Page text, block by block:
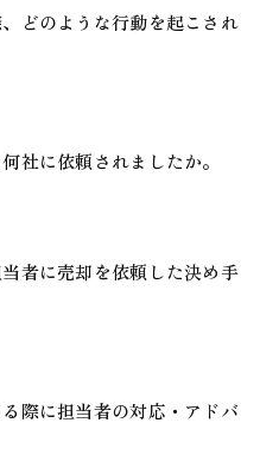
どのような行動を起こされ
社に依頼されましたか。
者に売却を依頼した決め手
際に担当者の対応・アドバ